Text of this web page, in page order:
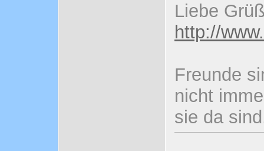
Liebe
http://
Freunde
nicht
sie da